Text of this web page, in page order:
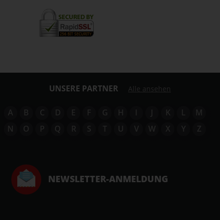
UNSERE PARTNER Alle ansehen
A B C D E F G H I J K L
M
N
O P Q R S T U V W X Y Z
NEWSLETTER-ANMELDUNG